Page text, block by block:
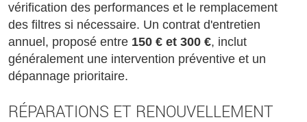
vérification des performances et le remplacement
des filtres si nécessaire. Un contrat d'entretien
annuel, proposé entre 150 € et 300 €, inclut
généralement une intervention préventive et un
dépannage prioritaire.
RÉPARATIONS ET RENOUVELLEMENT